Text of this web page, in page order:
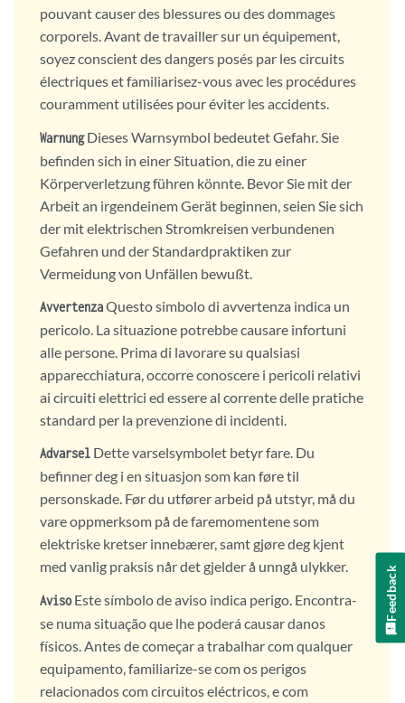
pouvant causer des blessures ou des dommages
corporels. Avant de travailler sur un équipement,
soyez conscient des dangers posés par les circuits
électriques et familiarisez-vous avec les procédures
couramment utilisées pour éviter les accidents.
WarnungDieses Warnsymbol bedeutet Gefahr. Sie
befinden sich in einer Situation, die zu einer
Körperverletzung führen könnte. Bevor Sie mit der
Arbeit an irgendeinem Gerät beginnen, seien Sie sich
der mit elektrischen Stromkreisen verbundenen
Gefahren und der Standardpraktiken zur
Vermeidung von Unfällen bewußt.
AvvertenzaQuesto simbolo di avvertenza indica un
pericolo. La situazione potrebbe causare infortuni
alle persone. Prima di lavorare su qualsiasi
apparecchiatura, occorre conoscere i pericoli relativi
ai circuiti elettrici ed essere al corrente delle pratiche
standard per la prevenzione di incidenti.
Advarsel Dette varselsymbolet betyr fare. Du
befinner deg i en situasjon som kan føre til
personskade. Før du utfører arbeid på utstyr, må du
vare oppmerksom på de faremomentene som
elektriske kretser innebærer, samt gjøre deg kjent
med vanlig praksis når det gjelder å unngå ulykker.
AvisoEste símbolo de aviso indica perigo. Encontra-
se numa situação que lhe poderá causar danos
físicos. Antes de começar a trabalhar com qualquer
equipamento, familiarize-se com os perigos
relacionados com circuitos eléctricos, e com
Feedback